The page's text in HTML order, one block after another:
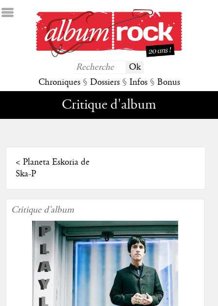
Chroniques § Dossiers § Infos § Bonus
Critique d'album
< Planeta Eskoria de
Ska-P
Critique d'album